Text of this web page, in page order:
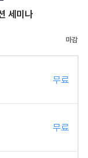
세미나
무료
무료